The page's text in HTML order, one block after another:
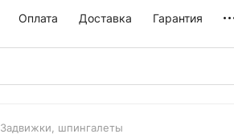
Оплата Доставка Гарантия
Задвижки, шпингалеты